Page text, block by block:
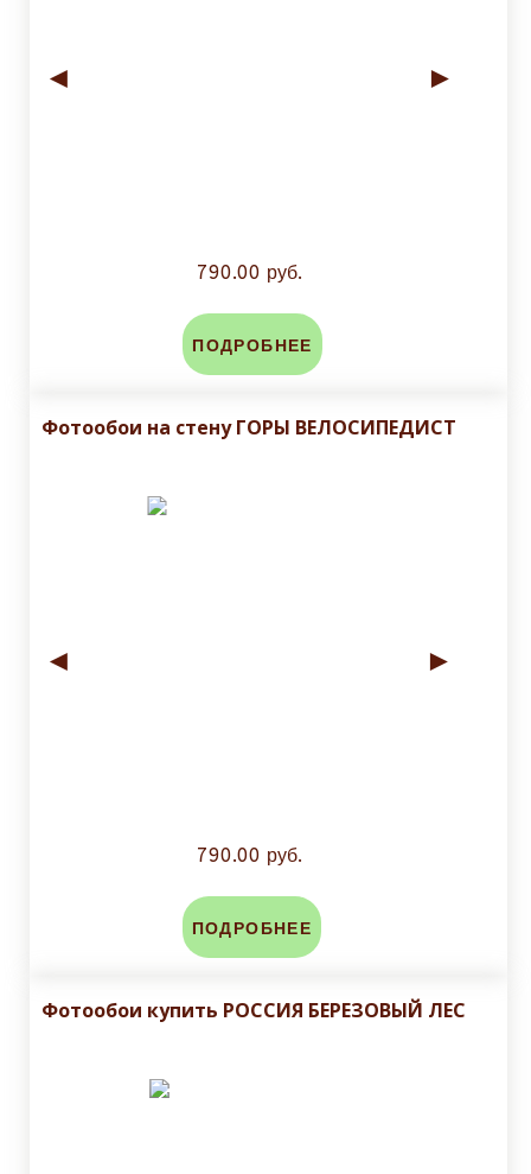
◄ ►
790.00 руб.
ПОДРОБНЕЕ
Фотообои на стену ГОРЫ ВЕЛОСИПЕДИСТ
◄ ►
790.00 руб.
ПОДРОБНЕЕ
Фотообои купить РОССИЯ БЕРЕЗОВЫЙ ЛЕС